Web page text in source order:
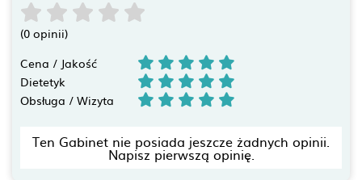
(0 opinii)
Cena / Jakość
Dietetyk
Obsługa / Wizyta
Ten Gabinet nie posiada jeszcze żadnych opinii.
Napisz pierwszą opinię.